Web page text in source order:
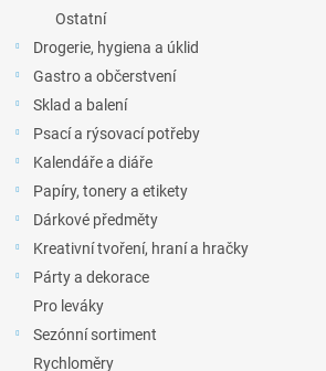
Ostatní
Drogerie, hygiena a úklid
Gastro a občerstvení
Sklad a balení
Psací a rýsovací potřeby
Kalendáře a diáře
Papíry, tonery a etikety
Dárkové předměty
Kreativní tvoření, hraní a hračky
Párty a dekorace
Pro leváky
Sezónní sortiment
Rychloměry